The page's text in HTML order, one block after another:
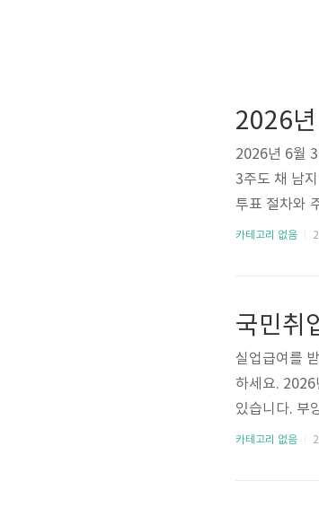
2026년 6월
3주도 채 남
투표 절차와
사전투표: 5
카테고리 없음
실업급여를
하세요. 2026
있습니다. 부
신청 자격부
카테고리 없음